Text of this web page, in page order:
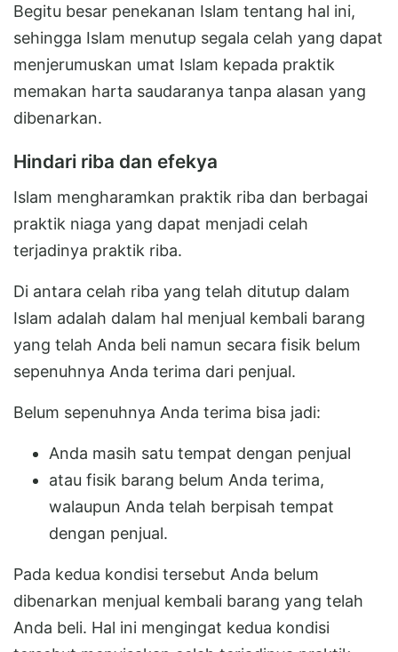
Begitu besar penekanan Islam tentang hal ini,
sehingga Islam menutup segala celah yang dapat
menjerumuskan umat Islam kepada praktik
memakan harta saudaranya tanpa alasan yang
dibenarkan.
Hindari riba dan efekya
Islam mengharamkan praktik riba dan berbagai
praktik niaga yang dapat menjadi celah
terjadinya praktik riba.
Di antara celah riba yang telah ditutup dalam
Islam adalah dalam hal menjual kembali barang
yang telah Anda beli namun secara fisik belum
sepenuhnya Anda terima dari penjual.
Belum sepenuhnya Anda terima bisa jadi:
Anda masih satu tempat dengan penjual
atau fisik barang belum Anda terima,
walaupun Anda telah berpisah tempat
dengan penjual.
Pada kedua kondisi tersebut Anda belum
dibenarkan menjual kembali barang yang telah
Anda beli. Hal ini mengingat kedua kondisi